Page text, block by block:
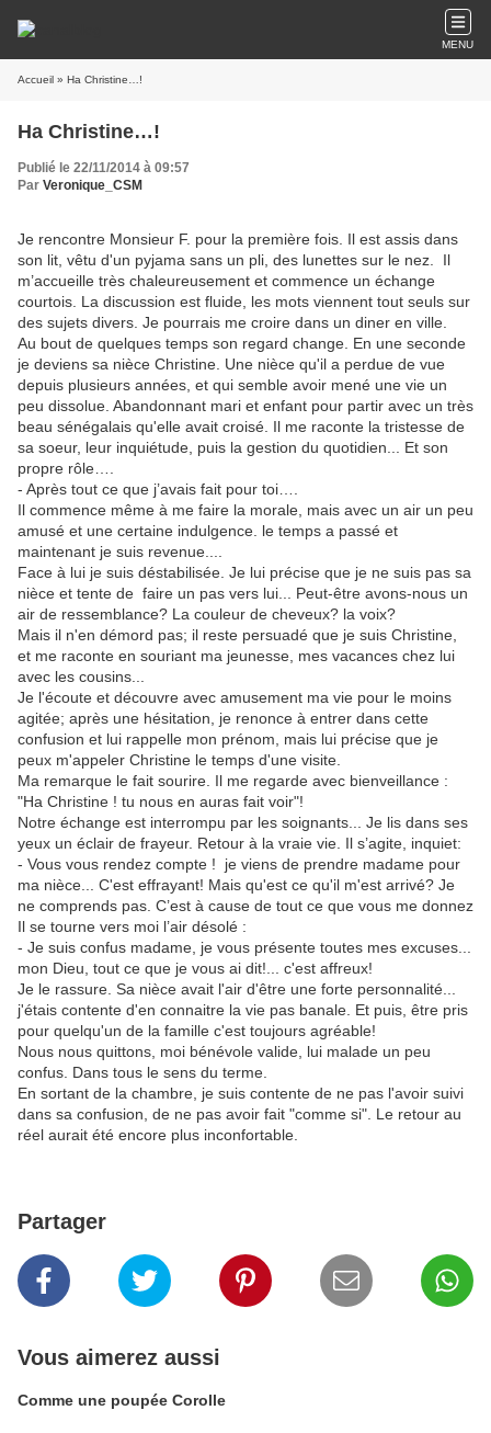
MENU
Accueil » Ha Christine…!
Ha Christine…!
Publié le 22/11/2014 à 09:57
Par Veronique_CSM
Je rencontre Monsieur F. pour la première fois. Il est assis dans
son lit, vêtu d'un pyjama sans un pli, des lunettes sur le nez. Il
m’accueille très chaleureusement et commence un échange
courtois. La discussion est fluide, les mots viennent tout seuls sur
des sujets divers. Je pourrais me croire dans un diner en ville.
Au bout de quelques temps son regard change. En une seconde
je deviens sa nièce Christine. Une nièce qu'il a perdue de vue
depuis plusieurs années, et qui semble avoir mené une vie un
peu dissolue. Abandonnant mari et enfant pour partir avec un très
beau sénégalais qu'elle avait croisé. Il me raconte la tristesse de
sa soeur, leur inquiétude, puis la gestion du quotidien... Et son
propre rôle….
- Après tout ce que j’avais fait pour toi….
Il commence même à me faire la morale, mais avec un air un peu
amusé et une certaine indulgence. le temps a passé et
maintenant je suis revenue....
Face à lui je suis déstabilisée. Je lui précise que je ne suis pas sa
nièce et tente de faire un pas vers lui... Peut-être avons-nous un
air de ressemblance? La couleur de cheveux? la voix?
Mais il n'en démord pas; il reste persuadé que je suis Christine,
et me raconte en souriant ma jeunesse, mes vacances chez lui
avec les cousins...
Je l'écoute et découvre avec amusement ma vie pour le moins
agitée; après une hésitation, je renonce à entrer dans cette
confusion et lui rappelle mon prénom, mais lui précise que je
peux m'appeler Christine le temps d'une visite.
Ma remarque le fait sourire. Il me regarde avec bienveillance :
"Ha Christine ! tu nous en auras fait voir"!
Notre échange est interrompu par les soignants... Je lis dans ses
yeux un éclair de frayeur. Retour à la vraie vie. Il s’agite, inquiet:
- Vous vous rendez compte ! je viens de prendre madame pour
ma nièce... C'est effrayant! Mais qu'est ce qu'il m'est arrivé? Je
ne comprends pas. C’est à cause de tout ce que vous me donnez
Il se tourne vers moi l’air désolé :
- Je suis confus madame, je vous présente toutes mes excuses...
mon Dieu, tout ce que je vous ai dit!... c'est affreux!
Je le rassure. Sa nièce avait l'air d'être une forte personnalité...
j'étais contente d'en connaitre la vie pas banale. Et puis, être pris
pour quelqu'un de la famille c'est toujours agréable!
Nous nous quittons, moi bénévole valide, lui malade un peu
confus. Dans tous le sens du terme.
En sortant de la chambre, je suis contente de ne pas l'avoir suivi
dans sa confusion, de ne pas avoir fait "comme si". Le retour au
réel aurait été encore plus inconfortable.
Partager
Vous aimerez aussi
Comme une poupée Corolle